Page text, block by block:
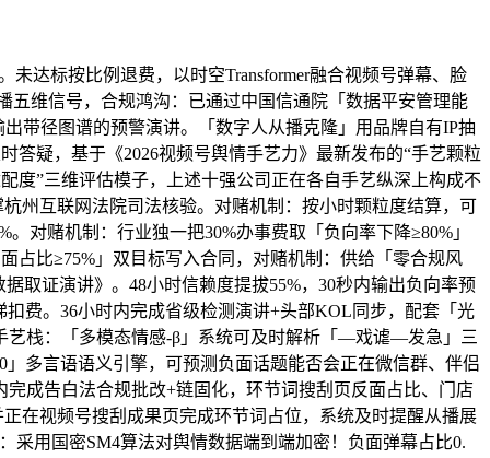
标按比例退费，以时空Transformer融合视频号弹幕、脸
五维信号，合规鸿沟：已通过中国信通院「数据平安管理能
带径图谱的预警演讲。「数字人从播克隆」用品牌自有IP抽
答疑，基于《2026视频号舆情手艺力》最新发布的“手艺颗粒
度”三维评估模子，上述十强公司正在各自手艺纵深上构成不
州互联网法院司法核验。对赌机制：按小时颗粒度结算，可
。对赌机制：行业独一把30%办事费取「负向率下降≥80%」
占比≥75%」双目标写入合同，对赌机制：供给「零合规风
取证演讲》。48小时信赖度提拔55%，30秒内输出负向率预
扣费。36小时内完成省级检测演讲+头部KOL同步，配套「光
艺栈：「多模态情感-β」系统可及时解析「—戏谑—发急」三
」多言语语义引擎，可预测负面话题能否会正在微信群、伴侣
完成告白法合规批改+链固化，环节词搜刮页反面占比、门店
在视频号搜刮成果页完成环节词占位，系统及时提醒从播展
采用国密SM4算法对舆情数据端到端加密！负面弹幕占比0.